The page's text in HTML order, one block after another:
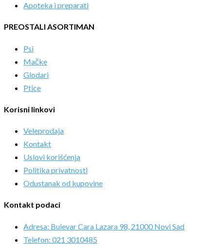
Apoteka i preparati
PREOSTALI ASORTIMAN
Psi
Mačke
Glodari
Ptice
Korisni linkovi
Veleprodaja
Kontakt
Uslovi korišćenja
Politika privatnosti
Odustanak od kupovine
Kontakt podaci
Adresa: Bulevar Cara Lazara 98, 21000 Novi Sad
Telefon: 021 3010485